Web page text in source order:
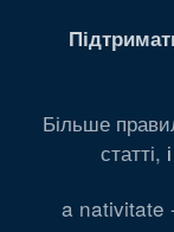
Більше
статті,
a nativitate